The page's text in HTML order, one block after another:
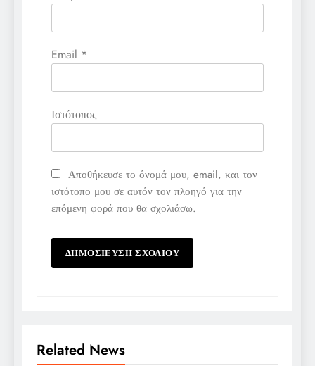
Email *
Ιστότοπος
Αποθήκευσε το όνομά μου, email, και τον
ιστότοπο μου σε αυτόν τον πλοηγό για την
επόμενη φορά που θα σχολιάσω.
Related News